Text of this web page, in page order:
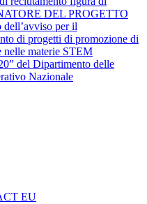
DEL PROGETTO
dell’avviso per il
di progetti di promozione di
nelle materie STEM
del Dipartimento delle
Nazionale
EU